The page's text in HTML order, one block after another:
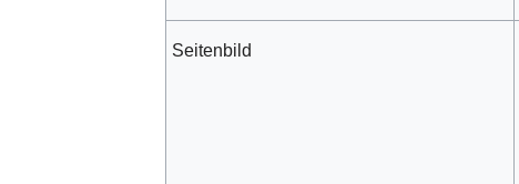
Seitenbild